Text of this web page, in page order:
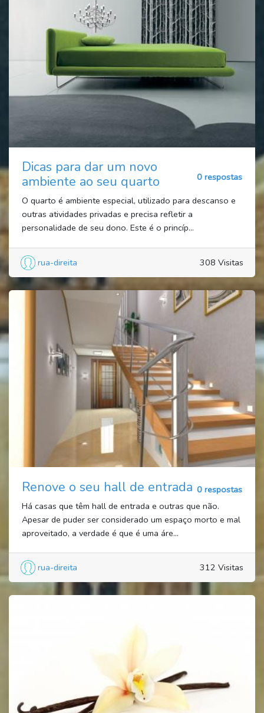
Dicas para dar um novo
ambiente ao seu quarto
0 respostas
O quarto é ambiente especial, utilizado para descanso e
outras atividades privadas e precisa refletir a
personalidade de seu dono. Este é o princíp...
rua-direita 308 Visitas
Renove o seu hall de entrada 0 respostas
Há casas que têm hall de entrada e outras que não.
Apesar de puder ser considerado um espaço morto e mal
aproveitado, a verdade é que é uma áre...
rua-direita 312 Visitas